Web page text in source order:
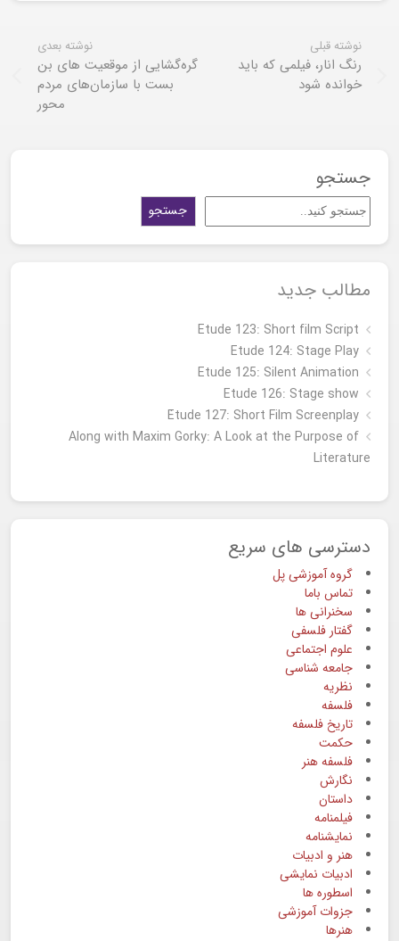
نوشته قبلی
رنگ انار، فیلمی که باید
خوانده شود
نوشته بعدی
گره‌گشایی از موقعیت های بن
بست با سازمان‌های مردم
محور
جستجو
جستجو
مطالب جدید
Etude 123: Short film Script
Etude 124: Stage Play
Etude 125: Silent Animation
Etude 126: Stage show
Étude 127: Short Film Screenplay
Along with Maxim Gorky: A Look at the Purpose of
Literature
دسترسی های سریع
گروه آموزشی پل
تماس باما
سخنرانی ها
گفتار فلسفی
علوم اجتماعی
جامعه شناسی
نظریه
فلسفه
تاریخ فلسفه
حکمت
فلسفه هنر
نگارش
داستان
فیلمنامه
نمایشنامه
هنر و ادبیات
ادبیات نمایشی
اسطوره ها
جزوات آموزشی
هنرها